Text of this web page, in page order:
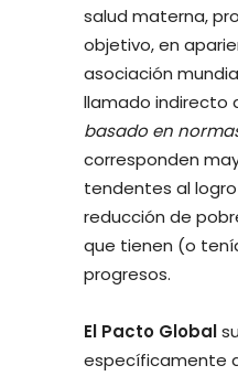
salud materna,
objetivo, en
asociación
llamado indirecto
basado en
corresponden
tendentes al
reducción de
que tienen (o
progresos.
El Pacto Global
específicamente